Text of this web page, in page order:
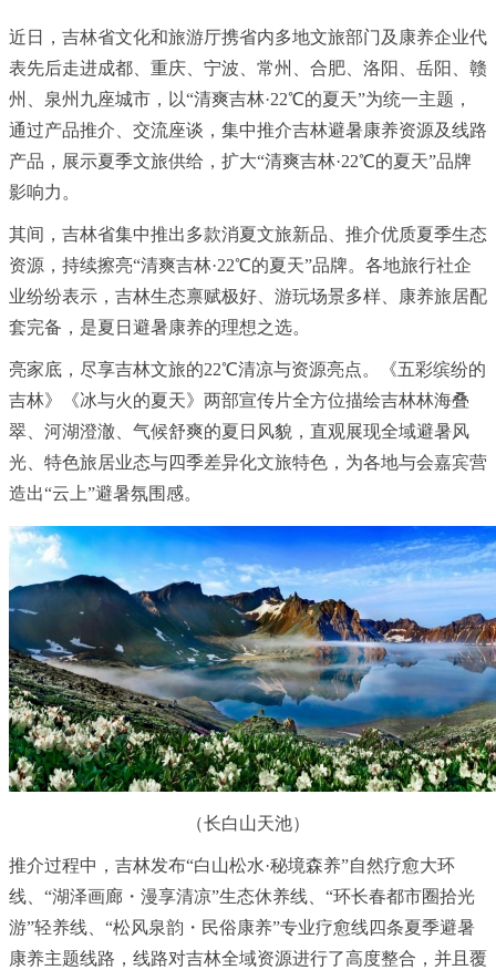
近日，吉林省文化和旅游厅携省内多地文旅部门及康养企业代
表先后走进成都、重庆、宁波、常州、合肥、洛阳、岳阳、赣
州、泉州九座城市，以“清爽吉林·22℃的夏天”为统一主题，
通过产品推介、交流座谈，集中推介吉林避暑康养资源及线路
产品，展示夏季文旅供给，扩大“清爽吉林·22℃的夏天”品牌
影响力。
其间，吉林省集中推出多款消夏文旅新品、推介优质夏季生态
资源，持续擦亮“清爽吉林·22℃的夏天”品牌。各地旅行社企
业纷纷表示，吉林生态禀赋极好、游玩场景多样、康养旅居配
套完备，是夏日避暑康养的理想之选。
亮家底，尽享吉林文旅的22℃清凉与资源亮点。《五彩缤纷的
吉林》《冰与火的夏天》两部宣传片全方位描绘吉林林海叠
翠、河湖澄澈、气候舒爽的夏日风貌，直观展现全域避暑风
光、特色旅居业态与四季差异化文旅特色，为各地与会嘉宾营
造出“云上”避暑氛围感。
（长白山天池）
推介过程中，吉林发布“白山松水·秘境森养”自然疗愈大环
线、“湖泽画廊・漫享清凉”生态休养线、“环长春都市圈拾光
游”轻养线、“松风泉韵・民俗康养”专业疗愈线四条夏季避暑
康养主题线路，线路对吉林全域资源进行了高度整合，并且覆